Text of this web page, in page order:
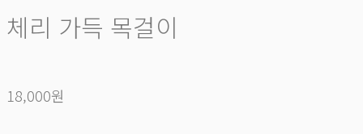
체리 가득 목걸이
18,000원